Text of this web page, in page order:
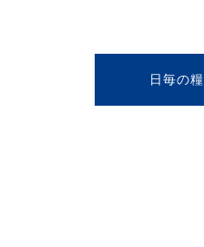
日毎の糧